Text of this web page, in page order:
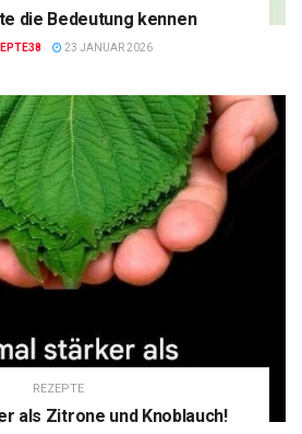
die Bedeutung kennen
23 JANUAR 2026
REZEPTE
als Zitrone und Knoblauch!